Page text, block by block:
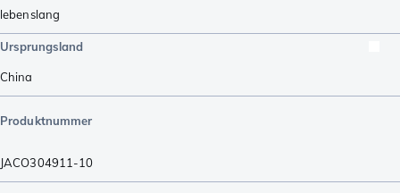
lebenslang
Ursprungsland
China
Produktnummer
JACO304911-10